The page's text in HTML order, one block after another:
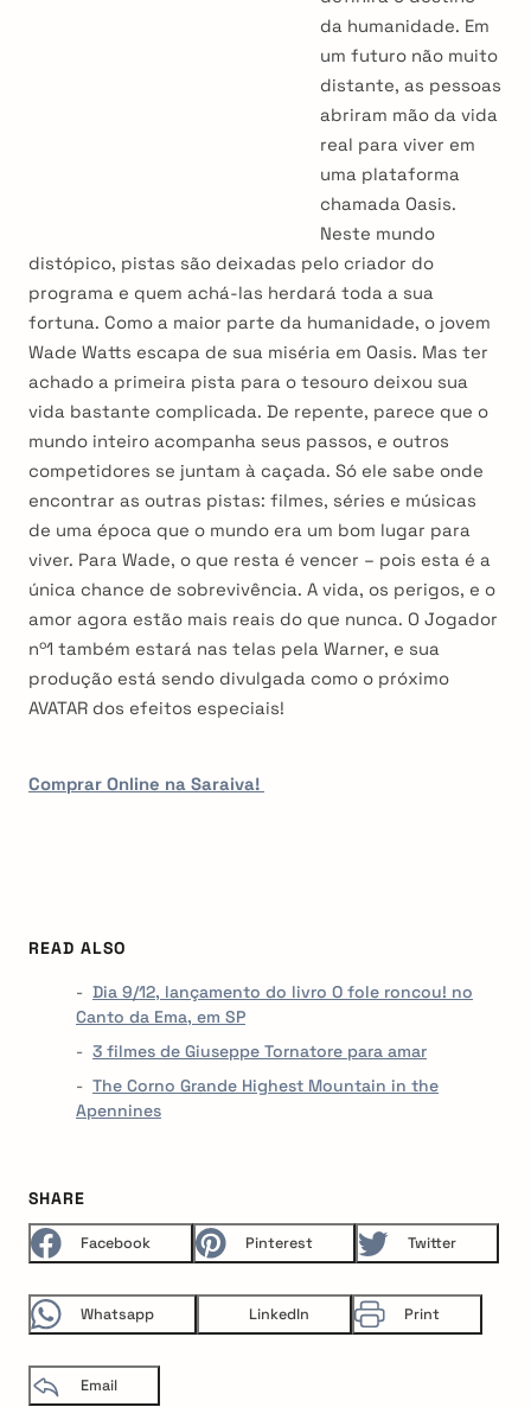
da humanidade. Em
um futuro não muito
distante, as pessoas
abriram mão da vida
real para viver em
uma plataforma
chamada Oasis.
Neste mundo
distópico, pistas são deixadas pelo criador do
programa e quem achá-las herdará toda a sua
fortuna. Como a maior parte da humanidade, o jovem
Wade Watts escapa de sua miséria em Oasis. Mas ter
achado a primeira pista para o tesouro deixou sua
vida bastante complicada. De repente, parece que o
mundo inteiro acompanha seus passos, e outros
competidores se juntam à caçada. Só ele sabe onde
encontrar as outras pistas: filmes, séries e músicas
de uma época que o mundo era um bom lugar para
viver. Para Wade, o que resta é vencer – pois esta é a
única chance de sobrevivência. A vida, os perigos, e o
amor agora estão mais reais do que nunca. O Jogador
nº1 também estará nas telas pela Warner, e sua
produção está sendo divulgada como o próximo
AVATAR dos efeitos especiais!
Comprar Online na Saraiva!
READ ALSO
Dia 9/12, lançamento do livro O fole roncou! no
Canto da Ema, em SP
3 filmes de Giuseppe Tornatore para amar
The Corno Grande Highest Mountain in the
Apennines
SHARE
Facebook Pinterest Twitter
Whatsapp LinkedIn Print
Email